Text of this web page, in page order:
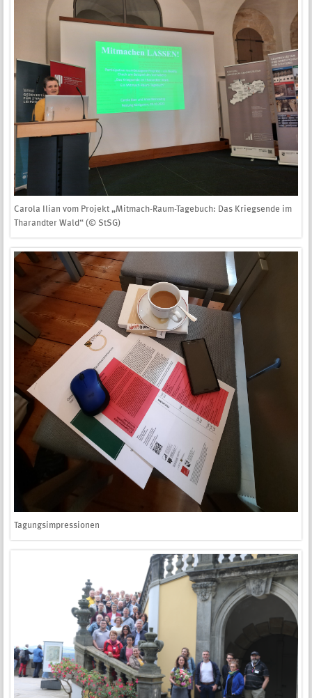
Carola Ilian vom Projekt „Mitmach-Raum-Tagebuch: Das Kriegsende im
Tharandter Wald“ (© StSG)
Tagungsimpressionen